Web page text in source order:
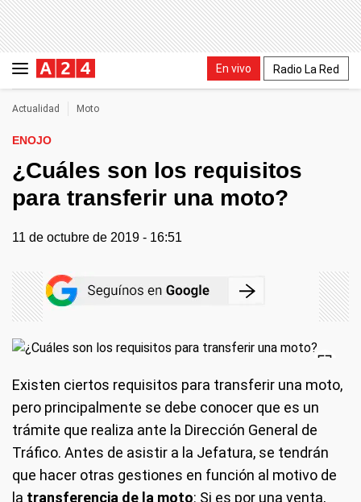
En vivo Radio La Red
Actualidad Moto
ENOJO
¿Cuáles son los requisitos
para transferir una moto?
11 de octubre de 2019 - 16:51
Existen ciertos requisitos para transferir una moto,
pero principalmente se debe conocer que es un
trámite que realiza ante la Dirección General de
Tráfico. Antes de asistir a la Jefatura, se tendrán
que hacer otras gestiones en función al motivo de
la transferencia de la moto: Si es por una venta,